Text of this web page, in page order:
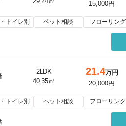
15,000円
トイレ別 ペット相談 フローリング
2LDK
40.35㎡
21.4万円
20,000円
トイレ別 ペット相談 フローリング